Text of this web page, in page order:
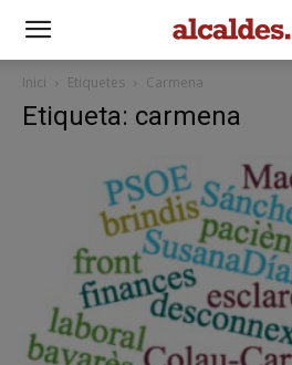
Inici Etiquetes Carmena
Etiqueta: carmena